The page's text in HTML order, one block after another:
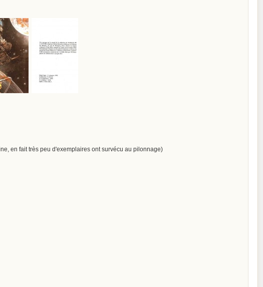
en fait très peu d'exemplaires ont survécu au pilonnage)